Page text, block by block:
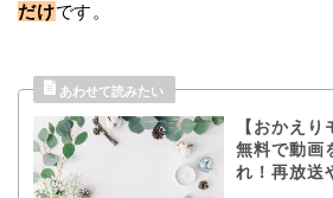
だけです。
【おかえ
無料で動画
れ！再放送